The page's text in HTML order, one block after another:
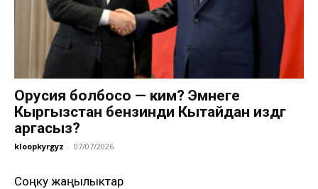
Орусия болбосо — ким? Эмнеге
Кыргызстан бензинди Кытайдан издөөгө
аргасыз?
kloopkyrgyz - 07/07/2026
Соңку жаңылыктар